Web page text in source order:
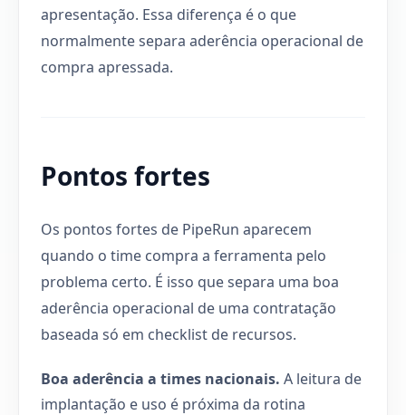
apresentação. Essa diferença é o que
normalmente separa aderência operacional de
compra apressada.
Pontos fortes
Os pontos fortes de PipeRun aparecem
quando o time compra a ferramenta pelo
problema certo. É isso que separa uma boa
aderência operacional de uma contratação
baseada só em checklist de recursos.
Boa aderência a times nacionais. A leitura de
implantação e uso é próxima da rotina